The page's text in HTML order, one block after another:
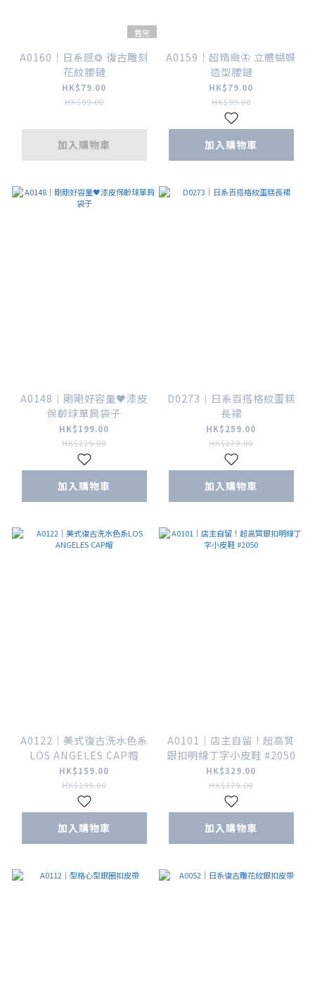
售完
A0160｜日系感❂ 復古雕刻
花紋腰鏈
HK$79.00
HK$99.00
加入購物車
A0159｜超精緻🦋 立體蝴蝶
造型腰鏈
HK$79.00
HK$99.00
加入購物車
A0148｜剛剛好容量🖤漆皮
保齡球單肩袋子
HK$199.00
HK$229.00
加入購物車
D0273｜日系百搭格紋蛋糕
長裙
HK$259.00
HK$279.00
加入購物車
A0122｜美式復古洗水色系
LOS ANGELES CAP帽
HK$159.00
HK$199.00
加入購物車
A0101｜店主自留！超高質
銀扣明線丁字小皮鞋 #2050
HK$329.00
HK$379.00
加入購物車